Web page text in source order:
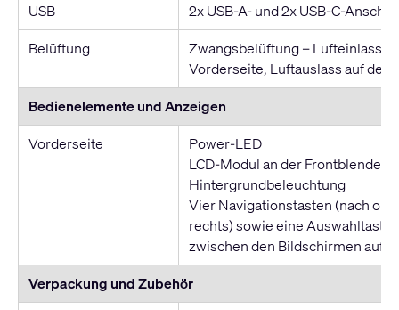
USB
2x USB-A- und 2x USB-C-
Belüftung
Zwangsbelüftung – Lufteinlass
Vorderseite, Luftauslass auf der
Bedienelemente und Anzeigen
Vorderseite
Power-LED
LCD-Modul an der Frontblende,
Hintergrundbeleuchtung
Vier Navigationstasten (nach
rechts) sowie eine Auswahltaste
zwischen den Bildschirmen auf
Verpackung und Zubehör